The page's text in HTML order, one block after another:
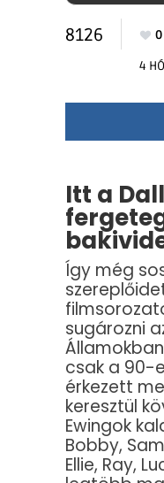
8126 0
4
Itt a
Így még
sugározni
csak a 90-
érkezett
keresztül
Ewingok
Bobby,
Ellie, Ray,